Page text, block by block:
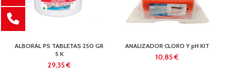
ALBORAL PS TABLETAS 250 GR
5 K
€
ANALIZADOR CLORO Y pH KIT
€